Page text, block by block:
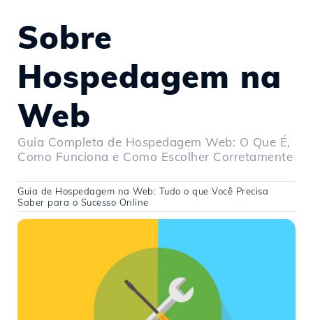
Sobre
Hospedagem na
Web
Guia Completa de Hospedagem Web: O Que É,
Como Funciona e Como Escolher Corretamente
Guia de Hospedagem na Web: Tudo o que Você Precisa
Saber para o Sucesso Online